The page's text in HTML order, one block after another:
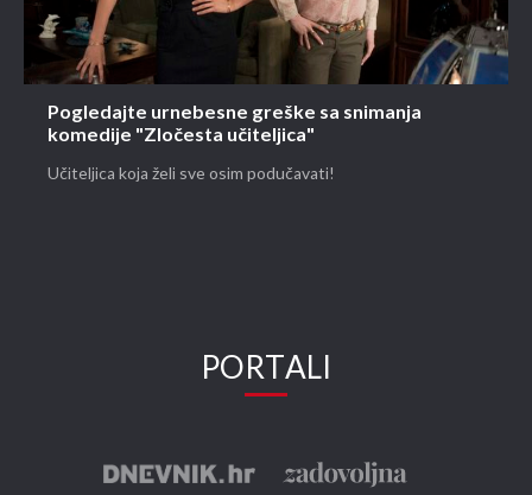
Pogledajte urnebesne greške sa snimanja
komedije "Zločesta učiteljica"
Učiteljica koja želi sve osim podučavati!
PORTALI